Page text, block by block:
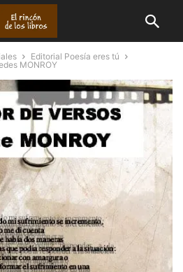
Editorial Poesía eres tú
MONROY